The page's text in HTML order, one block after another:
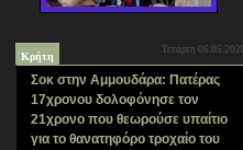
Κρήτη
Τετάρτη
Σοκ στην Αμμουδάρα: Πατέρας
17χρονου δολοφόνησε τον
21χρονο που θεωρούσε υπαίτιο
για το θανατηφόρο τροχαίο του